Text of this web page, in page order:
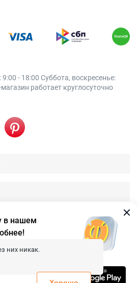
- 18:00 Суббота, воскресенье:
работает круглосуточно
в нашем
них никак.